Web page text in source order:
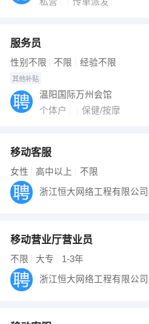
服务员
性别不限 不限 经验不限
其他补贴
温阳国际万州会馆
个体户
保健/按摩
移动客服
女性 高中以上 不限
移动营业厅营业员
不限 大专 1-3年